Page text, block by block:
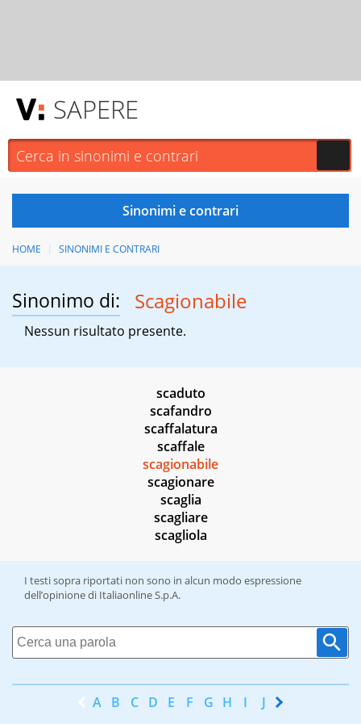
SAPERE
HOME SINONIMI E CONTRARI
Sinonimo di: Scagionabile
Nessun risultato presente.
scaduto
scafandro
scaffalatura
scaffale
scagionabile
scagionare
scaglia
scagliare
scagliola
I testi sopra riportati non sono in alcun modo espressione
dell’opinione di Italiaonline S.p.A.
A B C D E F G H I J K